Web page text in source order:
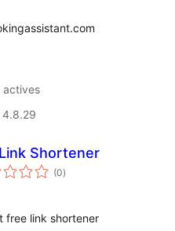
actives
4.8.29
Shortener
(0puntuacions
totals
)
free link shortener